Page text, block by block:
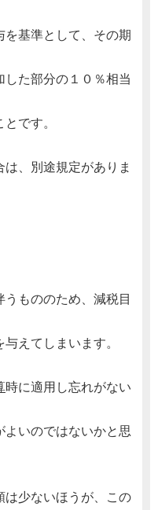
基準として、その期
た部分の１０％相当
です。
は、別途規定がありま
もののため、減税目
えてしまいます。
時に適用し忘れがない
いのではないかと思
少ないほうが、この